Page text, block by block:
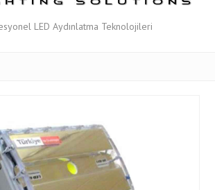
LED Aydınlatma Teknolojileri